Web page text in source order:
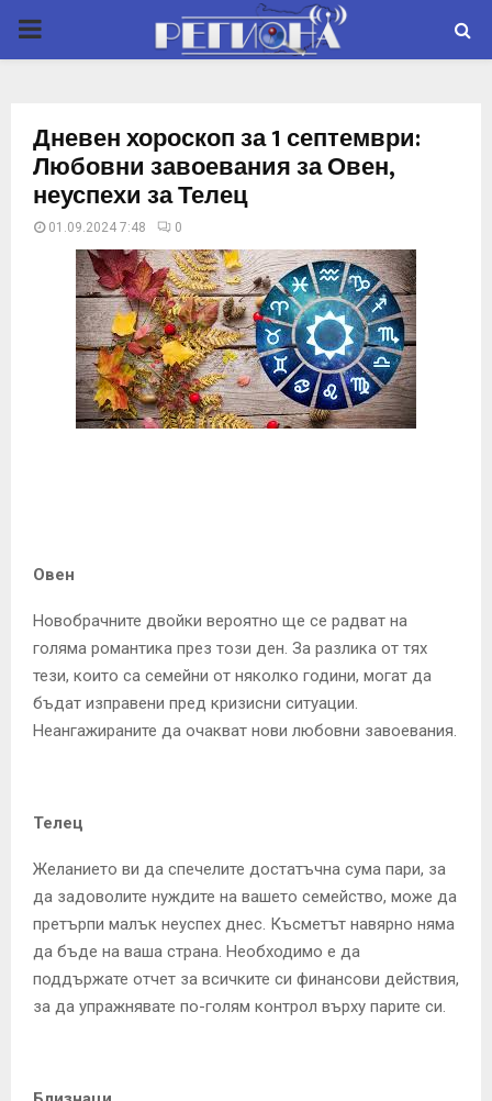
P
M
N
U
Дневен хороскоп за 1 септември:
Любовни завоевания за Овен,
неуспехи за Телец
01.09.2024 7:48 0
Овен
Новобрачните двойки вероятно ще се радват на
голяма романтика през този ден. За разлика от тях
тези, които са семейни от няколко години, могат да
бъдат изправени пред кризисни ситуации.
Неангажираните да очакват нови любовни завоевания.
Телец
Желанието ви да спечелите достатъчна сума пари, за
да задоволите нуждите на вашето семейство, може да
претърпи малък неуспех днес. Късметът навярно няма
да бъде на ваша страна. Необходимо е да
поддържате отчет за всичките си финансови действия,
за да упражнявате по-голям контрол върху парите си.